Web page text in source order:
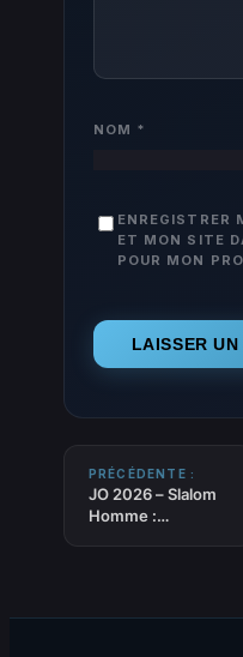
NOM *
ENREGISTRER
ET MON SITE
POUR MON
PRÉCÉDENTE :
JO 2026 – Slalom
Homme :